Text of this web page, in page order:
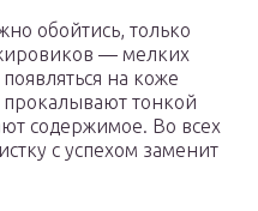
обойтись, только
— мелких
на коже
прокалывают тонкой
содержимое. Во всех
с успехом заменит